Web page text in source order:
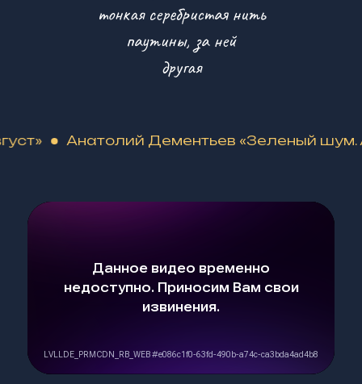
тонкая серебристая нить
паутины, за ней
другая
Анатолий Дементьев «Зеленый шум.